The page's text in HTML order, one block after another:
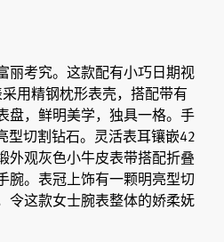
丽考究。这款配有小巧日期视
用精钢枕形表壳，搭配带有
盘，鲜明美学，独具一格。手
型切割钻石。灵活表耳镶嵌42
外观灰色小牛皮表带搭配折叠
腕。表冠上饰有一颗明亮型切
令这款女士腕表整体的娇柔妩